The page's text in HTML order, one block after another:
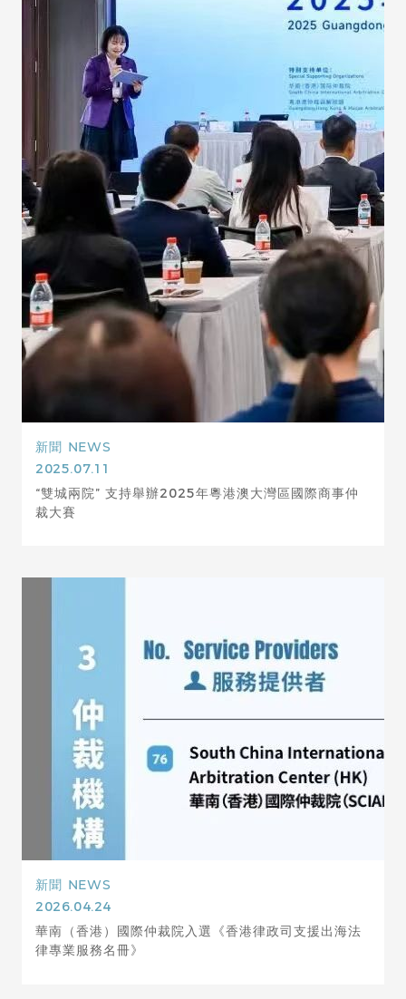
新聞 NEWS
2025.07.11
“雙城兩院” 支持舉辦2025年粵港澳大灣區國際商事仲
裁大賽
新聞 NEWS
2026.04.24
華南（香港）國際仲裁院入選《香港律政司支援出海法
律專業服務名冊》